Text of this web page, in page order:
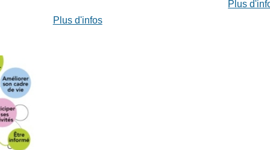
Plus d'infos
Plus